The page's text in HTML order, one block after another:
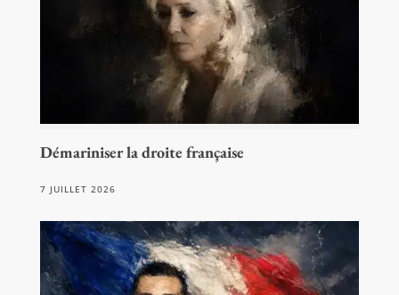
Démariniser la droite française
7 JUILLET 2026